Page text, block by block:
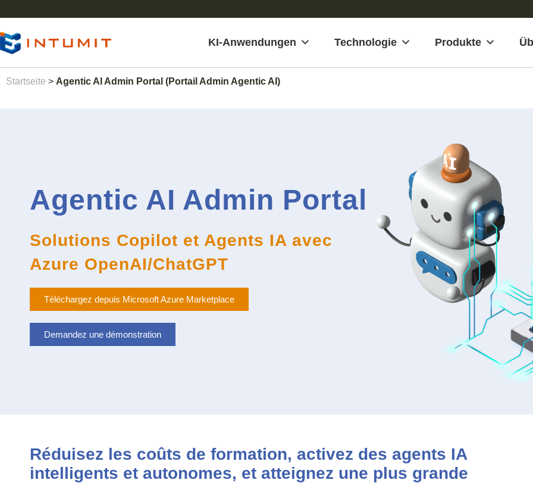
KI-Anwendungen Technologie Produkte
Startseite > Agentic AI Admin Portal (Portail Admin Agentic AI)
Agentic AI Admin Portal
Solutions Copilot et Agents IA avec
Azure OpenAI/ChatGPT
Téléchargez depuis Microsoft Azure Marketplace
Demandez une démonstration
Réduisez les coûts de formation, activez des agents IA
intelligents et autonomes, et atteignez une plus grande